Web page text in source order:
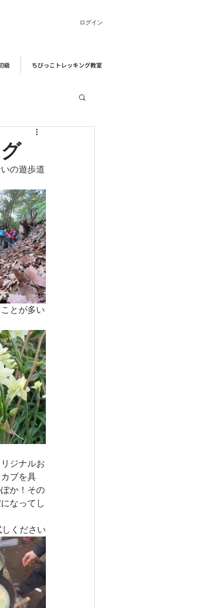
ログイン
級 ちびっこトレッキング教室
の遊歩道
とが多い
ジナルお
ブを具
か！その
なってし
ください